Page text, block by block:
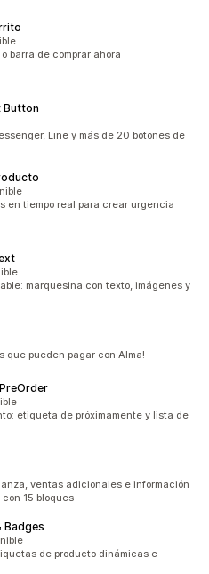
barra de comprar ahora
Button
Line y más de 20 botones de
en tiempo real para crear urgencia
marquesina con texto, imágenes y
que pueden pagar con Alma!
etiqueta de próximamente y lista de
ventas adicionales e información
15 bloques
Badges
de producto dinámicas e